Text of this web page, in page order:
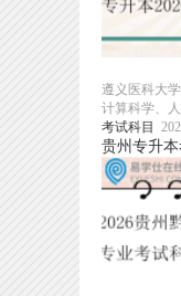
遵义医科大
计算科学、
考试科目
贵州专升本